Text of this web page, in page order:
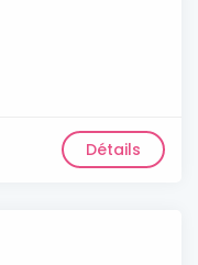
Détails